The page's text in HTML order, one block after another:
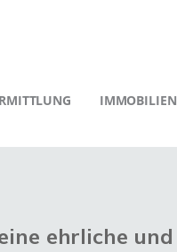
IMMOBILIEN
ehrliche und